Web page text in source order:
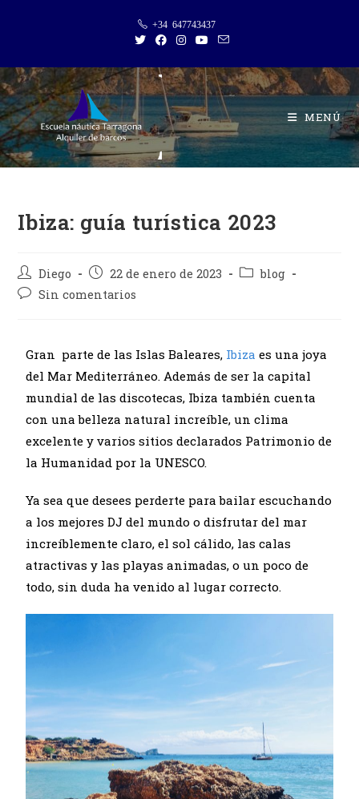
+34 647743437
MENÚ
Ibiza: guía turística 2023
Diego 22 de enero de 2023
blog
Sin comentarios
Gran parte de las Islas Baleares, Ibiza es una joya
del Mar Mediterráneo. Además de ser la capital
mundial de las discotecas, Ibiza también cuenta
con una belleza natural increíble, un clima
excelente y varios sitios declarados Patrimonio de
la Humanidad por la UNESCO.
Ya sea que desees perderte para bailar escuchando
a los mejores DJ del mundo o disfrutar del mar
increíblemente claro, el sol cálido, las calas
atractivas y las playas animadas, o un poco de
todo, sin duda ha venido al lugar correcto.